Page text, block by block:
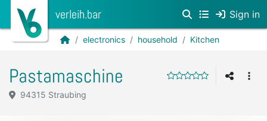
verleih.bar Sign in
electronics household Kitchen
Pastamaschine
94315 Straubing